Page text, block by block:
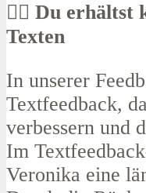
✍🏾​ Du erhältst
Texten
In unserer
Textfeedback,
verbessern und
Im
Veronika eine